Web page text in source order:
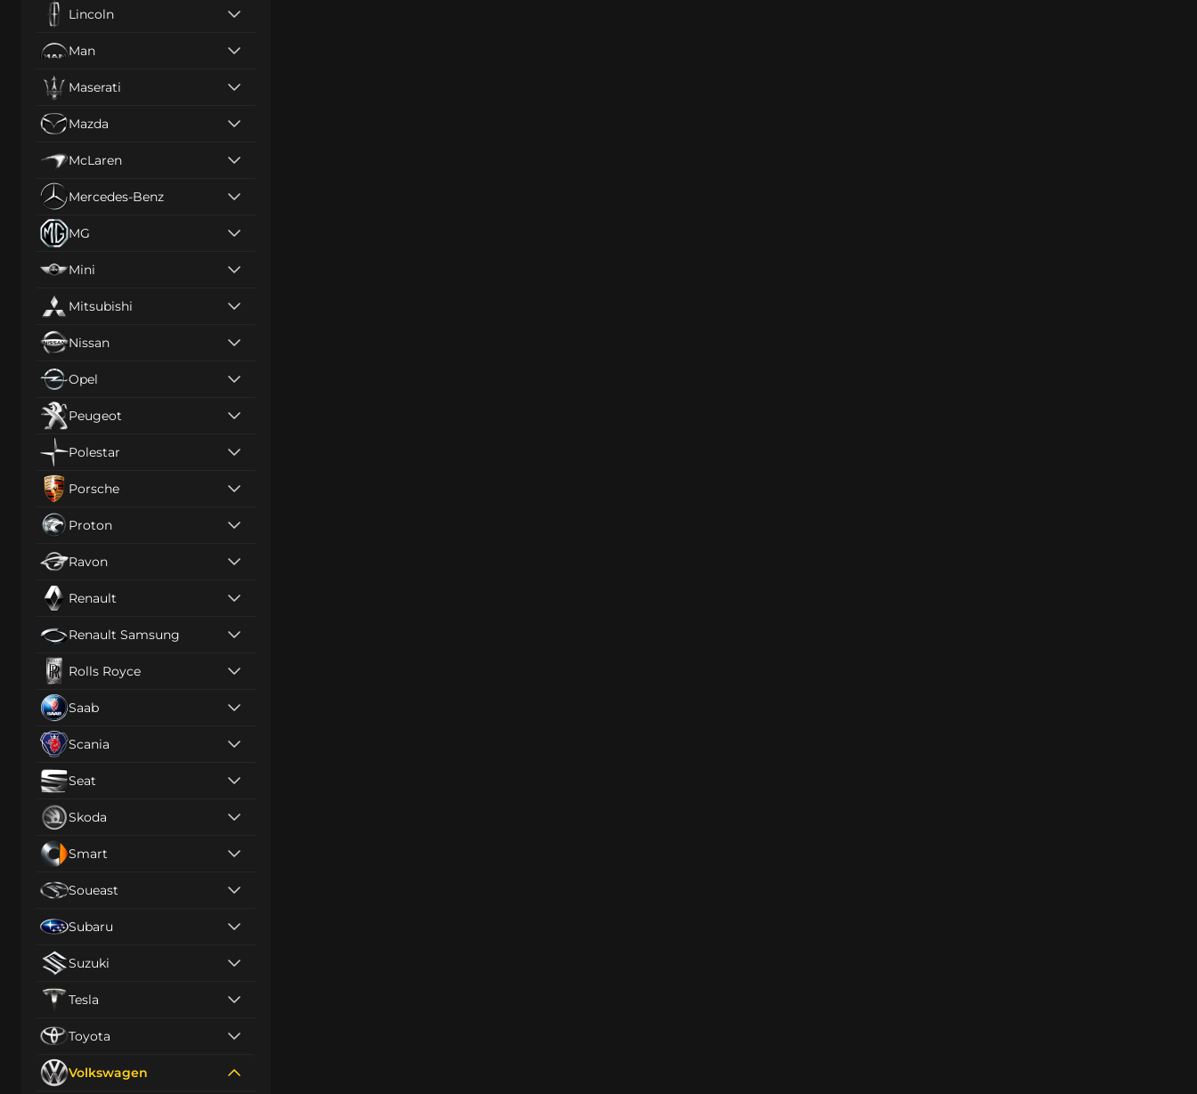
Lincoln
Man
Maserati
Mazda
McLaren
Mercedes-Benz
MG
Mini
Mitsubishi
Nissan
Opel
Peugeot
Polestar
Porsche
Proton
Ravon
Renault
Renault Samsung
Rolls Royce
Saab
Scania
Seat
Skoda
Smart
Soueast
Subaru
Suzuki
Tesla
Toyota
Volkswagen